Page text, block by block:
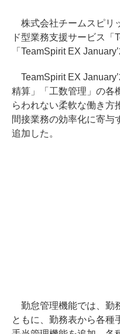
株式会社チームスピリ
ド型業務支援サービス「
「TeamSpirit EX
TeamSpirit EX
精算」「工数管理」の各
らわれない柔軟な働き方
間接業務の効率化に寄与
追加した。
勤怠管理機能では、勤
ともに、勤務表から各種